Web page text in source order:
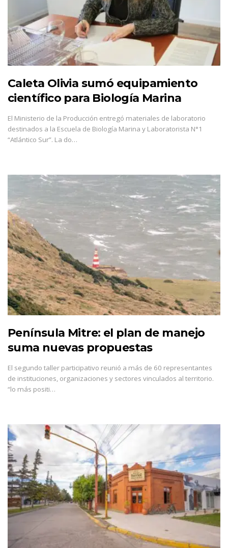
Caleta Olivia sumó equipamiento
científico para Biología Marina
El Ministerio de la Producción entregó materiales de laboratorio
destinados a la Escuela de Biología Marina y Laboratorista N°1
“Atlántico Sur”. La do…
Península Mitre: el plan de manejo
suma nuevas propuestas
El segundo taller participativo reunió a más de 60 representantes
de instituciones, organizaciones y sectores vinculados al territorio.
“lo más positi…